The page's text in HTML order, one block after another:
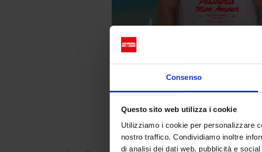
Consenso
Questo sito web utilizza i cookie
Utilizziamo i cookie per personalizzare
nostro traffico. Condividiamo inoltre
di analisi dei dati web, pubblicità e
Capolavori